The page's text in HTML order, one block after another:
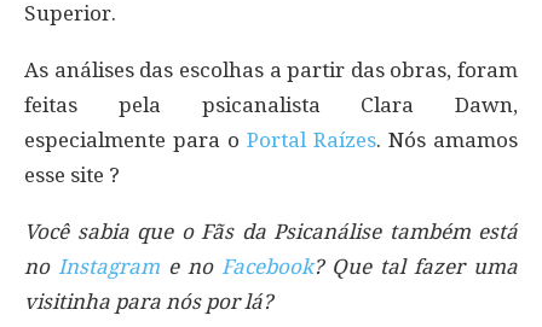
Superior.
As análises das escolhas a partir das obras, foram
feitas pela psicanalista Clara Dawn,
especialmente para o Portal Raízes. Nós amamos
esse site ?
Você sabia que o Fãs da Psicanálise também está
no Instagrame no Facebook? Que tal fazer uma
visitinha para nós por lá?